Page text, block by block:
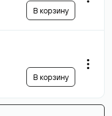
В корзину
В корзину